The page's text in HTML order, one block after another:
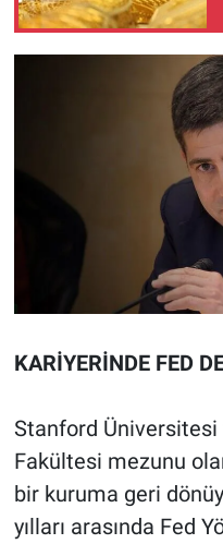
KARİYERİNDE FED
Stanford
Fakültesi mezunu
bir kuruma geri
yılları arasında Fed